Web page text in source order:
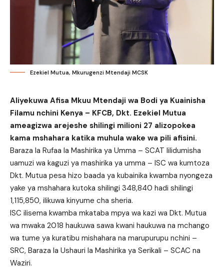
Ezekiel Mutua, Mkurugenzi Mtendaji MCSK
Aliyekuwa Afisa Mkuu Mtendaji wa Bodi ya Kuainisha
Filamu nchini Kenya – KFCB, Dkt. Ezekiel Mutua
ameagizwa arejeshe shilingi milioni 27 alizopokea
kama mshahara katika muhula wake wa pili afisini.
Baraza la Rufaa la Mashirika ya Umma – SCAT lilidumisha
uamuzi wa kaguzi ya mashirika ya umma – ISC wa kumtoza
Dkt. Mutua pesa hizo baada ya kubainika kwamba nyongeza
yake ya mshahara kutoka shilingi 348,840 hadi shilingi
1,115,850, ilikuwa kinyume cha sheria.
ISC ilisema kwamba mkataba mpya wa kazi wa Dkt. Mutua
wa mwaka 2018 haukuwa sawa kwani haukuwa na mchango
wa tume ya kuratibu mishahara na marupurupu nchini –
SRC, Baraza la Ushauri la Mashirika ya Serikali – SCAC na
Waziri.